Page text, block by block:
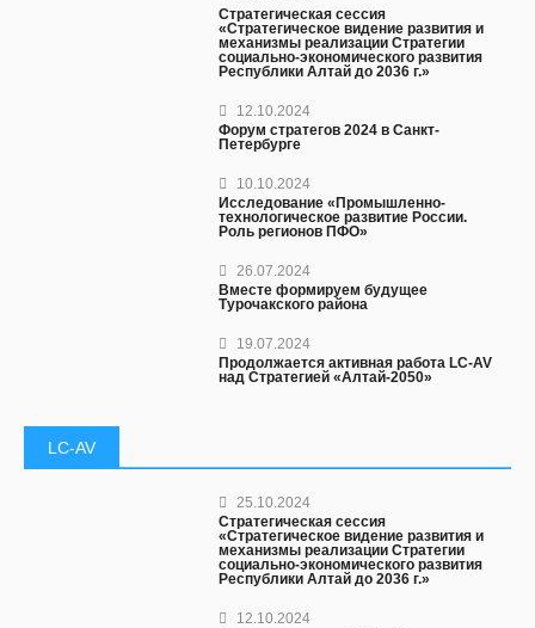
Стратегическая сессия
«Стратегическое видение развития и
механизмы реализации Стратегии
социально-экономического развития
Республики Алтай до 2036 г.»
12.10.2024
Форум стратегов 2024 в Санкт-
Петербурге
10.10.2024
Исследование «Промышленно-
технологическое развитие России.
Роль регионов ПФО»
26.07.2024
Вместе формируем будущее
Турочакского района
19.07.2024
Продолжается активная работа LC-AV
над Стратегией «Алтай-2050»
LC-AV
25.10.2024
Стратегическая сессия
«Стратегическое видение развития и
механизмы реализации Стратегии
социально-экономического развития
Республики Алтай до 2036 г.»
12.10.2024